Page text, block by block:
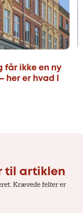
får ikke en ny
her er hvad I
til artiklen
Krævede felter er